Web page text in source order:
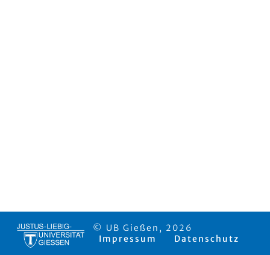
© UB Gießen, 2026
Impressum
Datenschutz